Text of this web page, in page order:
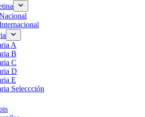
A
B
C
D
E
Seleccción